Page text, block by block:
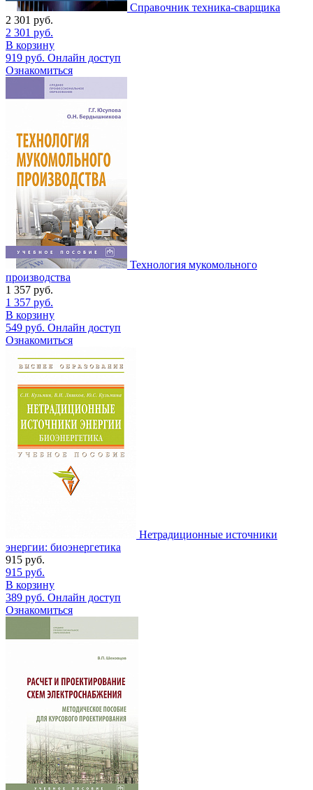
Справочник техника-сварщика
2 301 руб.
2 301 руб.
В корзину
919 руб. Онлайн доступ
Ознакомиться
Технология мукомольного
производства
1 357 руб.
1 357 руб.
В корзину
549 руб. Онлайн доступ
Ознакомиться
Нетрадиционные источники
энергии: биоэнергетика
915 руб.
915 руб.
В корзину
389 руб. Онлайн доступ
Ознакомиться